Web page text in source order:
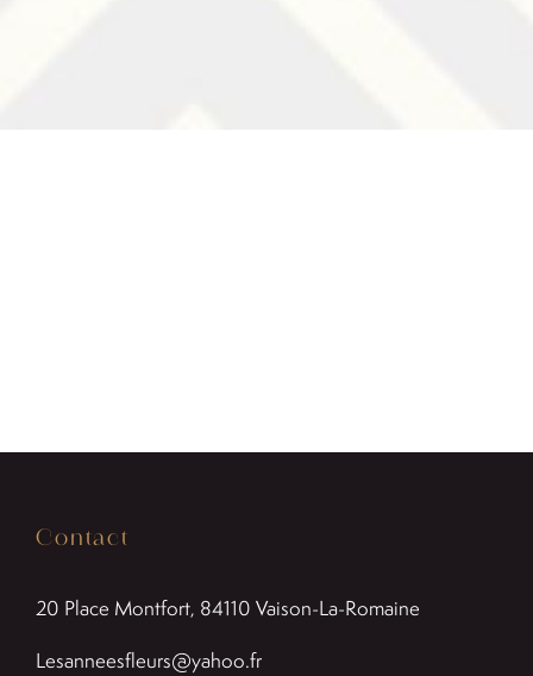
Contact
20 Place Montfort, 84110 Vaison-La-Romaine
Lesanneesfleurs@yahoo.fr